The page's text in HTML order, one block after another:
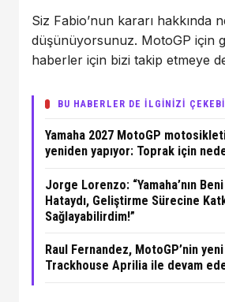
Siz Fabio’nun kararı hakkında
düşünüyorsunuz. MotoGP için
haberler için bizi takip etmeye
BU HABERLER DE İLGİNİZİ
Yamaha 2027 MotoGP
yeniden yapıyor: Toprak için
Jorge Lorenzo: “Yamaha’nın Beni
Hataydı, Geliştirme Sürecine
Sağlayabilirdim!”
Raul Fernandez, MotoGP’nin
Trackhouse Aprilia ile devam